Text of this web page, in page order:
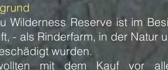
Wilderness Reserve ist im
- als Rinderfarm, in der Natur
wurden.
mit dem Kauf vor